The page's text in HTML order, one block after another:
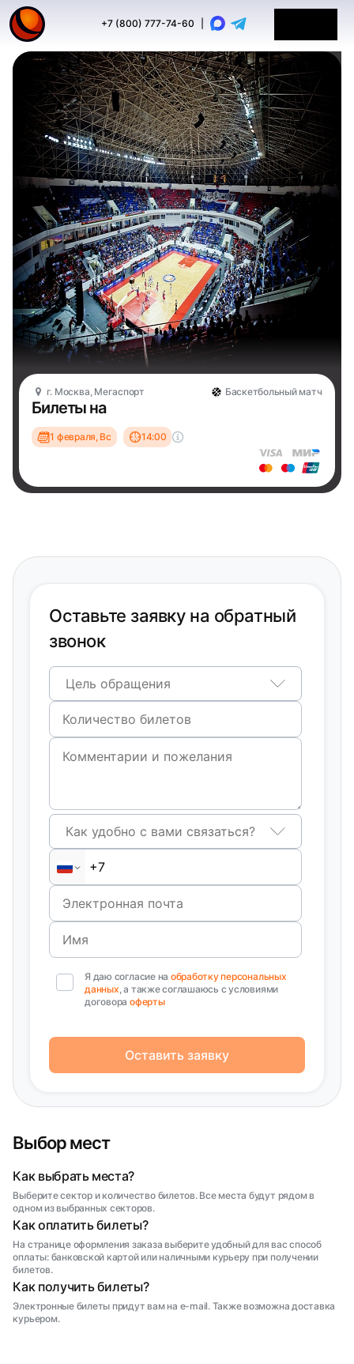
+7 (800) 777-74-60
г. Москва, Мегаспорт Баскетбольный матч
Билеты на
1 февраля, Вс 14:00
Выбор мест
Как выбрать места?
Выберите сектор и количество билетов. Все места будут рядом в
одном из выбранных секторов.
Как оплатить билеты?
На странице оформления заказа выберите удобный для вас способ
оплаты: банковской картой или наличными курьеру при получении
билетов.
Как получить билеты?
Электронные билеты придут вам на e-mail. Также возможна доставка
курьером.
Оставьте заявку на обратный
звонок
Цель обращения
Как удобно с вами связаться?
Я даю согласие на обработку персональных
данных, а также соглашаюсь с условиями
договора оферты
Оставить заявку